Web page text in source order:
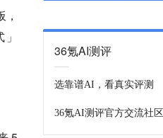
36氪AI测评
选靠谱AI，看真实评测
36氪AI测评官方交流社区